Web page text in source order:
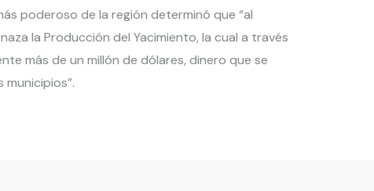
poderoso de la región determinó que “al
la Producción del Yacimiento, la cual a través
más de un millón de dólares, dinero que se